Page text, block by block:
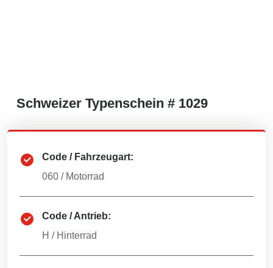
Schweizer Typenschein # 1029
Code / Fahrzeugart:
060 / Motorrad
Code / Antrieb:
H / Hinterrad